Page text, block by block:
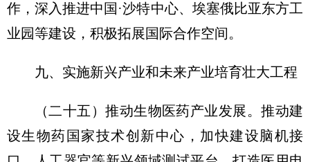
作，深入推进中国·沙特中心、埃塞俄比亚东方工
业园等建设，积极拓展国际合作空间。
九、实施新兴产业和未来产业培育壮大工程
（二十五）推动生物医药产业发展。推动建
设生物药国家技术创新中心，加快建设脑机接